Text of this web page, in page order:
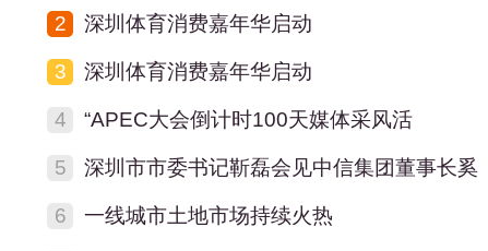
2 深圳体育消费嘉年华启动
3 深圳体育消费嘉年华启动
4 “APEC大会倒计时100天媒体采风活
5 深圳市市委书记靳磊会见中信集团董事长奚
6 一线城市土地市场持续火热